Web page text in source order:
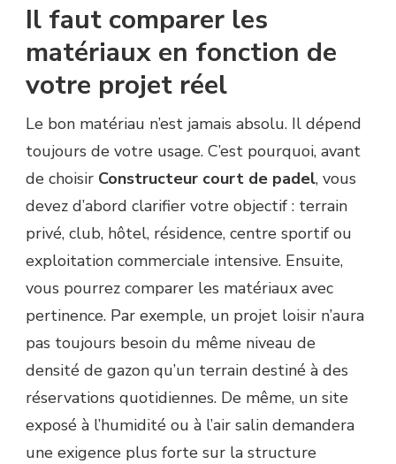
Il faut comparer les
matériaux en fonction de
votre projet réel
Le bon matériau n’est jamais absolu. Il dépend
toujours de votre usage. C’est pourquoi, avant
de choisir Constructeur court de padel, vous
devez d’abord clarifier votre objectif : terrain
privé, club, hôtel, résidence, centre sportif ou
exploitation commerciale intensive. Ensuite,
vous pourrez comparer les matériaux avec
pertinence. Par exemple, un projet loisir n’aura
pas toujours besoin du même niveau de
densité de gazon qu’un terrain destiné à des
réservations quotidiennes. De même, un site
exposé à l’humidité ou à l’air salin demandera
une exigence plus forte sur la structure